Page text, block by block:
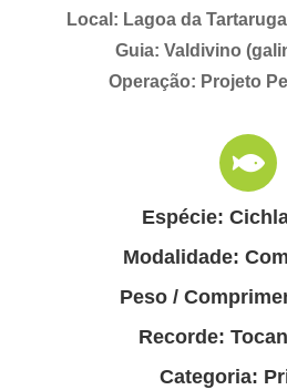
Local: Lagoa da
Guia: Valdivino
Operação: Projeto
Espécie:
Modalidade:
Peso /
Recorde:
Categoria: